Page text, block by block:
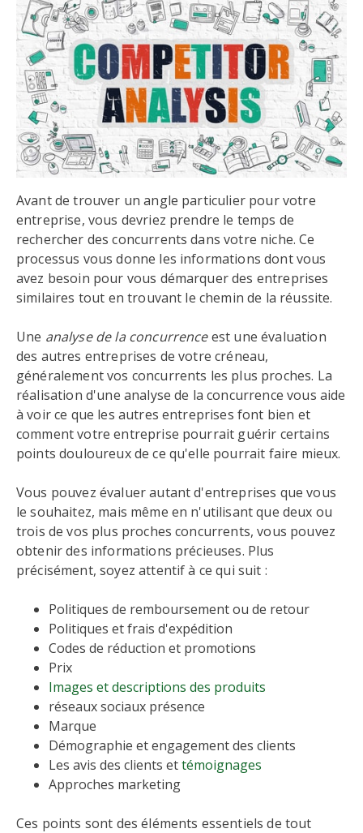
Avant de trouver un angle particulier pour votre
entreprise, vous devriez prendre le temps de
rechercher des concurrents dans votre niche. Ce
processus vous donne les informations dont vous
avez besoin pour vous démarquer des entreprises
similaires tout en trouvant le chemin de la réussite.
Une analyse de la concurrenceest une évaluation
des autres entreprises de votre créneau,
généralement vos concurrents les plus proches. La
réalisation d'une analyse de la concurrence vous aide
à voir ce que les autres entreprises font bien et
comment votre entreprise pourrait guérir certains
points douloureux de ce qu'elle pourrait faire mieux.
Vous pouvez évaluer autant d'entreprises que vous
le souhaitez, mais même en n'utilisant que deux ou
trois de vos plus proches concurrents, vous pouvez
obtenir des informations précieuses. Plus
précisément, soyez attentif à ce qui suit :
Politiques de remboursement ou de retour
Politiques et frais d'expédition
Codes de réduction et promotions
Prix
Images et descriptions des produits
réseaux sociaux présence
Marque
Démographie et engagement des clients
Les avis des clients ettémoignages
Approches marketing
Ces points sont des éléments essentiels de tout